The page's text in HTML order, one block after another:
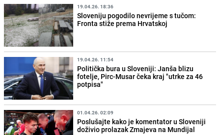
19.04.26. 18:36
Sloveniju pogodilo nevrijeme s tučom:
Fronta stiže prema Hrvatskoj
19.04.26. 11:54
Politička bura u Sloveniji: Janša blizu
fotelje, Pirc-Musar čeka kraj "utrke za 46
potpisa"
01.04.26. 02:09
Poslušajte kako je komentator u Sloveniji
doživio prolazak Zmajeva na Mundijal